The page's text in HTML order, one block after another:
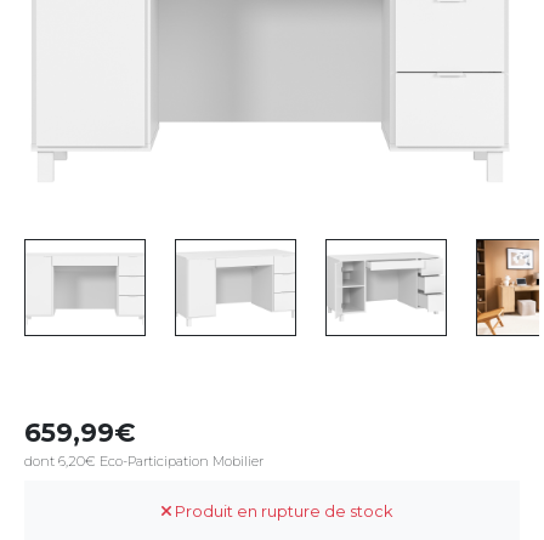
659,99
dont 6,20€ Eco-Participation Mobilier
Produit en rupture de stock